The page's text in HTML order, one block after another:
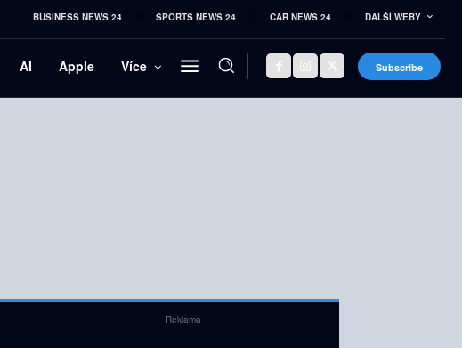
BUSINESS NEWS 24 SPORTS NEWS 24 CAR NEWS 24 DALŠÍ WEBY
AI Apple Více Subscribe
Reklama